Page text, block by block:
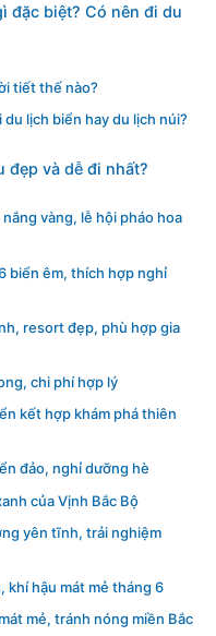
đặc biệt? Có nên đi du
tiết thế nào?
du lịch biển hay du lịch núi?
đẹp và dễ đi nhất?
vàng, lễ hội pháo hoa
biển êm, thích hợp nghỉ
resort đẹp, phù hợp gia
chi phí hợp lý
kết hợp khám phá thiên
đảo, nghỉ dưỡng hè
của Vịnh Bắc Bộ
yên tĩnh, trải nghiệm
khí hậu mát mẻ tháng 6
mẻ, tránh nóng miền Bắc